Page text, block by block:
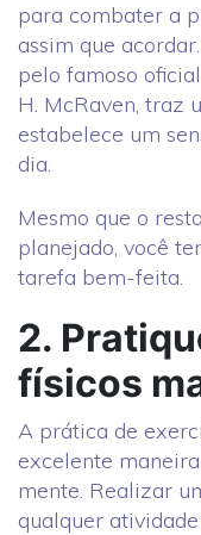
para combater a
assim que
pelo famoso
H. McRaven, traz
estabelece um
dia.
Mesmo que o
planejado, você
tarefa bem-feita.
2.
físicos
A prática de
excelente
mente. Realizar
qualquer